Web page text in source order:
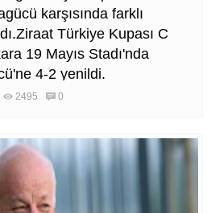
karşısında farklı
Türkiye Kupası C
19 Mayıs Stadı'nda
4-2 yenildi.
2495 0